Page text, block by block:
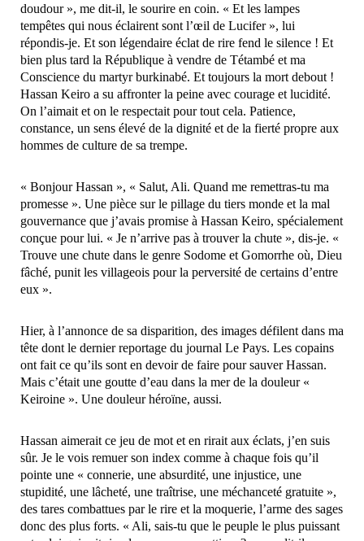
doudour », me dit-il, le sourire en coin. « Et les lampes
tempêtes qui nous éclairent sont l’œil de Lucifer », lui
répondis-je. Et son légendaire éclat de rire fend le silence ! Et
bien plus tard la République à vendre de Tétambé et ma
Conscience du martyr burkinabé. Et toujours la mort debout !
Hassan Keiro a su affronter la peine avec courage et lucidité.
On l’aimait et on le respectait pour tout cela. Patience,
constance, un sens élevé de la dignité et de la fierté propre aux
hommes de culture de sa trempe.
« Bonjour Hassan », « Salut, Ali. Quand me remettras-tu ma
promesse ». Une pièce sur le pillage du tiers monde et la mal
gouvernance que j’avais promise à Hassan Keiro, spécialement
conçue pour lui. « Je n’arrive pas à trouver la chute », dis-je. «
Trouve une chute dans le genre Sodome et Gomorrhe où, Dieu
fâché, punit les villageois pour la perversité de certains d’entre
eux ».
Hier, à l’annonce de sa disparition, des images défilent dans ma
tête dont le dernier reportage du journal Le Pays. Les copains
ont fait ce qu’ils sont en devoir de faire pour sauver Hassan.
Mais c’était une goutte d’eau dans la mer de la douleur «
Keiroine ». Une douleur héroïne, aussi.
Hassan aimerait ce jeu de mot et en rirait aux éclats, j’en suis
sûr. Je le vois remuer son index comme à chaque fois qu’il
pointe une « connerie, une absurdité, une injustice, une
stupidité, une lâcheté, une traîtrise, une méchanceté gratuite »,
des tares combattues par le rire et la moquerie, l’arme des sages
donc des plus forts. « Ali, sais-tu que le peuple le plus puissant